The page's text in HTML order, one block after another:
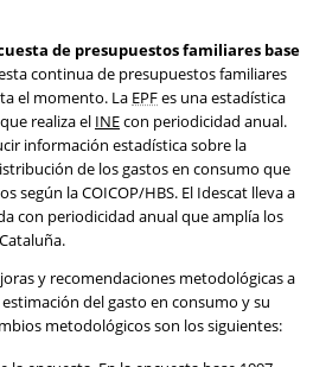
de presupuestos familiares base
continua de presupuestos familiares
el momento. La EPFes una estadística
realiza el INEcon periodicidad anual.
información estadística sobre la
de los gastos en consumo que
según la COICOP/HBS. El Idescat lleva a
con periodicidad anual que amplía los
y recomendaciones metodológicas a
del gasto en consumo y su
metodológicos son los siguientes: